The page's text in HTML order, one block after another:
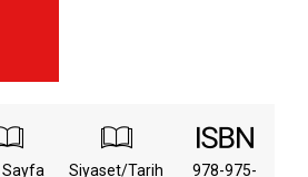
Siyaset/Tarih
978-975-